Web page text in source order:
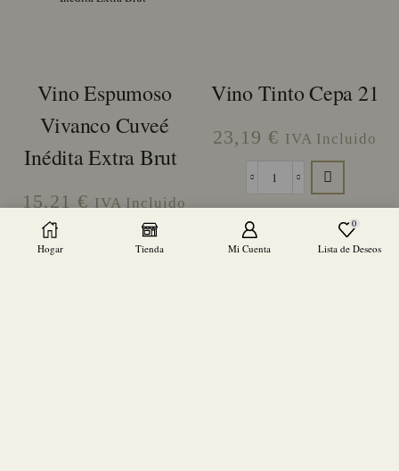
Vino Espumoso
Vivanco Cuveé
Inédita Extra Brut
15,21 € IVA Incluido
Vino Tinto Cepa 21
23,19 € IVA Incluido
Vino
Hogar Tienda Mi Cuenta
0
Lista de Deseos